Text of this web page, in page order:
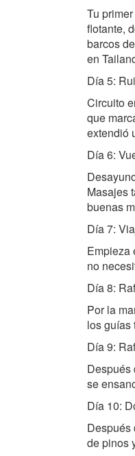
Tu
flotante,
barcos
en
Día 5:
Circuito
que
extendió
Día 6:
Masajes
buenas
Día 7:
Empieza
no
Día 8:
Por la
los guías
Día 9:
Después
se
Día 10:
Después
de pinos